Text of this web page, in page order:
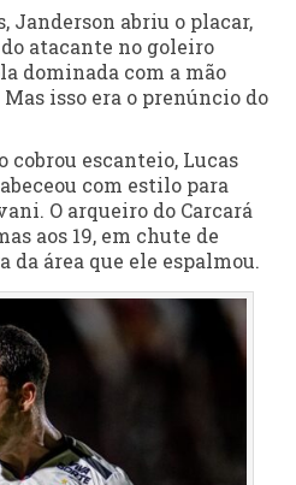
Janderson abriu o placar,
atacante no goleiro
dominada com a mão
isso era o prenúncio do
cobrou escanteio, Lucas
com estilo para
O arqueiro do Carcará
aos 19, em chute de
área que ele espalmou.